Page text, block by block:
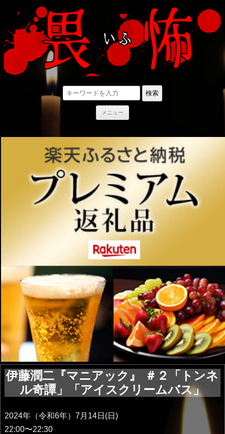
検索
メニュー
へ
ス
キ
ッ
伊藤潤二『マニアック』 ＃２「トンネ
ル奇譚」「アイスクリームバス」
2024年（令和6年）7月14日(日)
22:00〜22:30